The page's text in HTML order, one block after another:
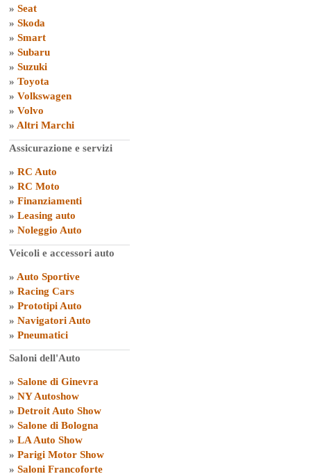
» Seat
» Skoda
» Smart
» Subaru
» Suzuki
» Toyota
» Volkswagen
» Volvo
» Altri Marchi
Assicurazione e servizi
» RC Auto
» RC Moto
» Finanziamenti
» Leasing auto
» Noleggio Auto
Veicoli e accessori auto
» Auto Sportive
» Racing Cars
» Prototipi Auto
» Navigatori Auto
» Pneumatici
Saloni dell'Auto
» Salone di Ginevra
» NY Autoshow
» Detroit Auto Show
» Salone di Bologna
» LA Auto Show
» Parigi Motor Show
» Saloni Francoforte